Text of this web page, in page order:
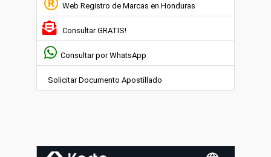
Web Registro de Marcas en Honduras
Consultar GRATIS!
Consultar por WhatsApp
Solicitar Documento Apostillado